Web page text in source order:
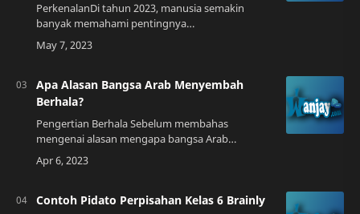
PerkenalanDi tahun 2023, manusia semakin
banyak memahami pentingnya
mempertahankan lingkungan hidup yang sehat
dan lestari. Namun, masih banyak yang belum
Apa Alasan Bangsa Arab Menyembah
Berhala?
Pengertian Berhala Sebelum membahas
mengenai alasan mengapa bangsa Arab
menyembah berhala, ada baiknya kita
memahami terlebih dahulu apa yang dimaksud
Contoh Pidato Perpisahan Kelas 6 Brainly